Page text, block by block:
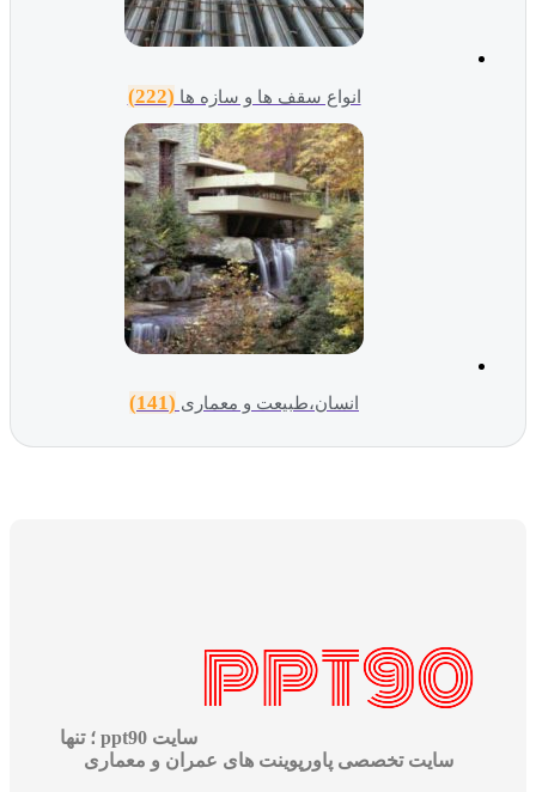
انواع سقف ها و سازه ها (222)
انسان،طبیعت و معماری (141)
سایت ppt90 ؛ تنها
سایت تخصصی پاورپوینت های عمران و معماری